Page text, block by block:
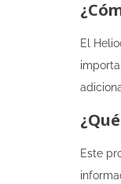
El
Este